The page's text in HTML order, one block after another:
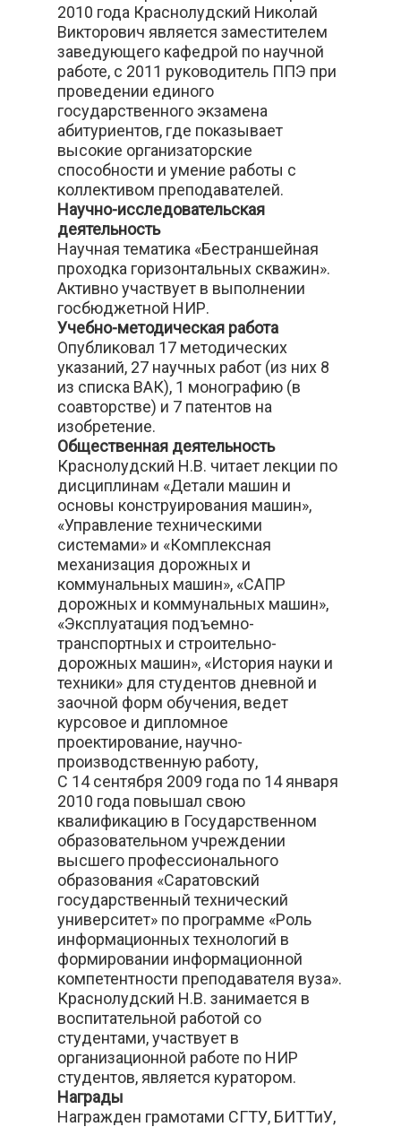
2010 года Краснолудский Николай
Викторович является заместителем
заведующего кафедрой по научной
работе, с 2011 руководитель ППЭ при
проведении единого
государственного экзамена
абитуриентов, где показывает
высокие организаторские
способности и умение работы с
коллективом преподавателей.
Научно-исследовательская
деятельность
Научная тематика «Бестраншейная
проходка горизонтальных скважин».
Активно участвует в выполнении
госбюджетной НИР.
Учебно-методическая работа
Опубликовал 17 методических
указаний, 27 научных работ (из них 8
из списка ВАК), 1 монографию (в
соавторстве) и 7 патентов на
изобретение.
Общественная деятельность
Краснолудский Н.В. читает лекции по
дисциплинам «Детали машин и
основы конструирования машин»,
«Управление техническими
системами» и «Комплексная
механизация дорожных и
коммунальных машин», «САПР
дорожных и коммунальных машин»,
«Эксплуатация подъемно-
транспортных и строительно-
дорожных машин», «История науки и
техники» для студентов дневной и
заочной форм обучения, ведет
курсовое и дипломное
проектирование, научно-
производственную работу,
С 14 сентября 2009 года по 14 января
2010 года повышал свою
квалификацию в Государственном
образовательном учреждении
высшего профессионального
образования «Саратовский
государственный технический
университет» по программе «Роль
информационных технологий в
формировании информационной
компетентности преподавателя вуза».
Краснолудский Н.В. занимается в
воспитательной работой со
студентами, участвует в
организационной работе по НИР
студентов, является куратором.
Награды
Награжден грамотами СГТУ, БИТТиУ,